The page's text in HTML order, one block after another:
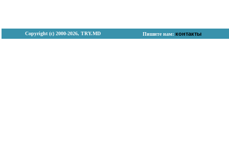
Copyright (с) 2000-2026, TRY.MD Пишите нам: контакты